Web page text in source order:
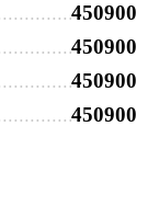
450900
450900
450900
450900